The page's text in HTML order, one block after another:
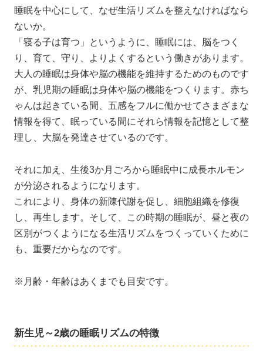
睡眠を中心にして、なぜ生活リズムを整えなければなら
ないか。
「寝る子は育つ」というように、睡眠には、脳をつく
り、育て、守り、よりよくするという働きがあります。
大人の睡眠は身体や脳の機能を維持するためのものです
が、乳児期の睡眠は身体や脳の機能をつくります。赤ち
ゃんは起きている間、五感をフルに働かせてさまざまな
情報を得て、眠っている間にそれら情報を記憶として整
理し、大脳を発達させているのです。
それに加え、生後3か月ごろから睡眠中に成長ホルモン
が分泌されるようになります。
これにより、身体の新陳代謝を促し、細胞組織を修復
し、再生します。そして、この時期の睡眠が、昼と夜の
区別がつくようになる生活リズムをつくっていくために
も、重要だからなのです。
※月齢・年齢はあくまでも目安です。
新生児～2歳の睡眠リズムの特徴